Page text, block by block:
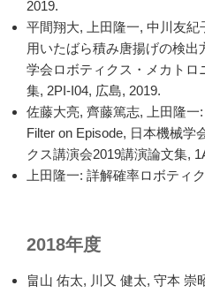
2019.
平間翔大, 上田隆一, 中川友
用いたばら積み唐揚げの検
学会ロボティクス・メカトロ
集, 2PI-I04, 広島, 2019.
佐藤大亮, 齊藤篤志, 上田隆
Filter on Episode, 日本機械学
クス講演会2019講演論文集,
上田隆一: 詳解確率ロボティ
2018年度
畠山 佑太, 川又 健太, 守本 崇